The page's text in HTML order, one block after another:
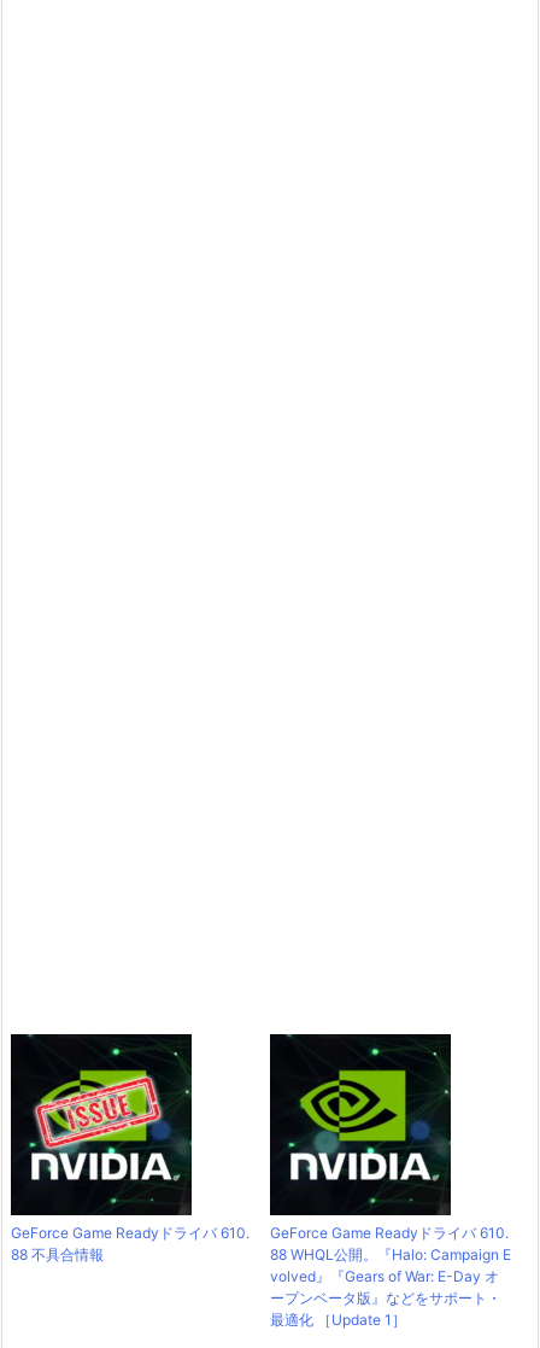
GeForce Game Readyドライバ 610.
88 不具合情報
GeForce Game Readyドライバ 610.
88 WHQL公開。『Halo: Campaign E
volved』『Gears of War: E-Day オ
ープンベータ版』などをサポート・
最適化 ［Update 1］